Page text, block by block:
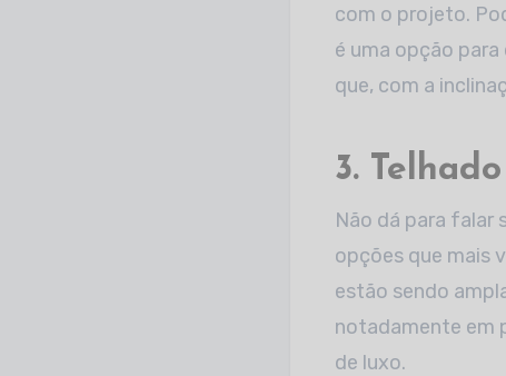
com o projeto.
é uma opção
que, com a
3.
Não dá para falar
opções que mais
estão sendo
notadamente em
de luxo.